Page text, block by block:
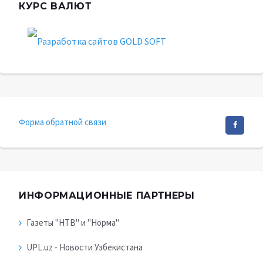
КУРС ВАЛЮТ
Форма обратной связи
ИНФОРМАЦИОННЫЕ ПАРТНЕРЫ
Газеты "НТВ" и "Норма"
UPL.uz - Новости Узбекистана